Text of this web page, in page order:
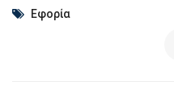
Εφορία